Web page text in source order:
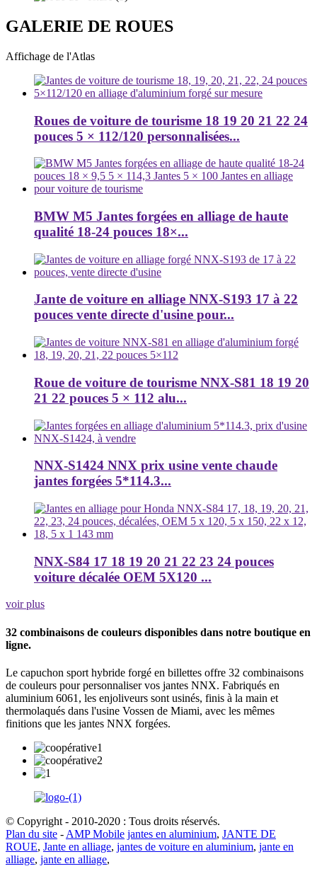
GALERIE DE ROUES
Affichage de l'Atlas
Roues de voiture de tourisme 18 19 20 21 22 24
pouces 5 × 112/120 personnalisées...
BMW M5 Jantes forgées en alliage de haute
qualité 18-24 pouces 18×...
Jante de voiture en alliage NNX-S193 17 à 22
pouces vente directe d'usine pour...
Roue de voiture de tourisme NNX-S81 18 19 20
21 22 pouces 5 × 112 alu...
NNX-S1424 NNX prix usine vente chaude
jantes forgées 5*114.3...
NNX-S84 17 18 19 20 21 22 23 24 pouces
voiture décalée OEM 5X120 ...
voir plus
32 combinaisons de couleurs disponibles dans notre boutique en
ligne.
Le capuchon sport hybride forgé en billettes offre 32 combinaisons
de couleurs pour personnaliser vos jantes NNX. Fabriqués en
aluminium 6061, les enjoliveurs sont usinés, finis à la main et
thermolaqués dans l'usine Vossen de Miami, avec les mêmes
finitions que les jantes NNX forgées.
© Copyright - 2010-2020 : Tous droits réservés.
Plan du site - AMP Mobile jantes en aluminium, JANTE DE
ROUE, Jante en alliage, jantes de voiture en aluminium, jante en
alliage, jante en alliage,